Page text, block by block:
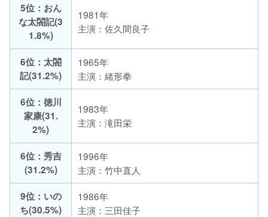
5位：おん
な太閤記(3
1.8%)
1981年
主演：佐久間良子
6位：太閤
記(31.2%)
1965年
主演：緒形拳
6位：徳川
家康(31.
2%)
1983年
主演：滝田栄
6位：秀吉
(31.2%)
1996年
主演：竹中直人
9位：いの
ち(30.5%)
1986年
主演：三田佳子